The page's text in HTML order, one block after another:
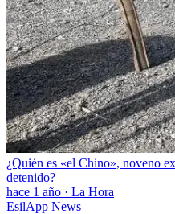
¿Quién es «el Chino», noveno
detenido?
hace 1 año · La Hora
EsilApp News